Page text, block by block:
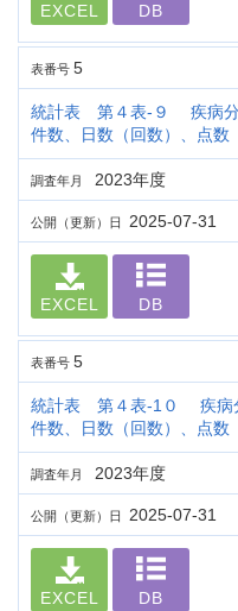
EXCEL DB
表番号 5
統計表 第４表-９ 疾病分
件数、日数（回数）、点
調査年月 2023年度
公開（更新）日 2025-07-31
EXCEL DB
表番号 5
統計表 第４表-1０ 疾病分
件数、日数（回数）、点
調査年月 2023年度
公開（更新）日 2025-07-31
EXCEL DB